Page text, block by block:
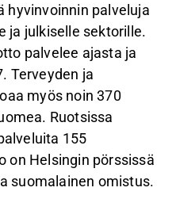
hyvinvoinnin palveluja
ja julkiselle sektorille.
palvelee ajasta ja
Terveyden ja
myös noin 370
Ruotsissa
155
on Helsingin pörssissä
suomalainen omistus.